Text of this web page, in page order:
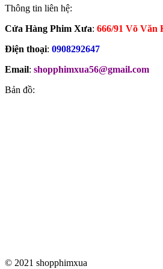
Thông tin liên hệ:
Cửa Hàng Phim Xưa: 666/91 Võ Văn
Điện thoại: 0908292647
Email: shopphimxua56@gmail.com
Bản đồ:
© 2021 shopphimxua